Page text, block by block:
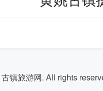
古镇旅游网. All rights